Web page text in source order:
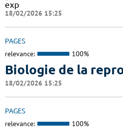
exp
18/02/2026 15:25
PAGES
relevance: 100%
Biologie de la
18/02/2026 15:25
PAGES
relevance: 100%